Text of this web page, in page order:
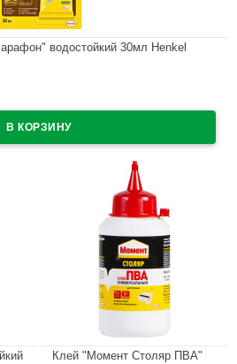
водостойкий 30мл Henkel
Клей "Момент Столяр ПВА"